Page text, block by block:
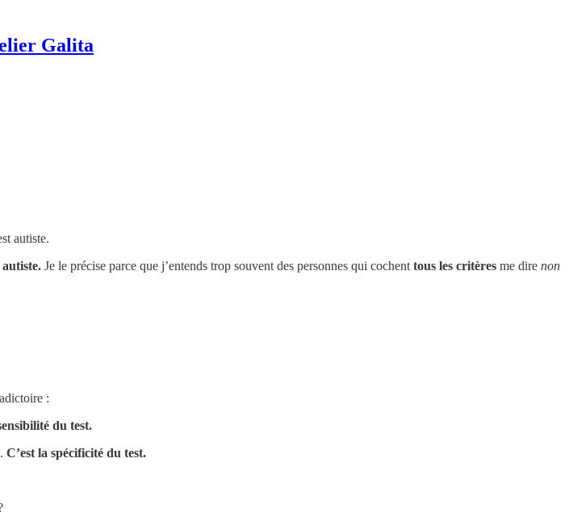
Galita
autiste.
Je le précise parce que j’entends trop souvent des personnes qui cochent tous les critères me dire non
:
du test.
C’est la spécificité du test.